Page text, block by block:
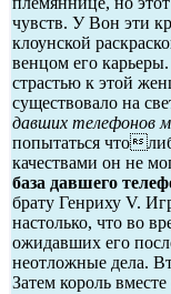
чувств. У Вон эти
клоунской
венцом его
страстью к этой
существовало на
давших телефонов
попытаться что
качествами он не
база давшего
брату Генриху V.
настолько, что во
ожидавших его
неотложные дела.
Затем король